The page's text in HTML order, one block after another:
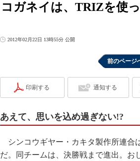
コガネイは、TRIZを使
2012年02月22日 13時55分 公開
前のページ
印刷する 通知する
あえて、思いを込め過ぎない!?
シンコウギヤー・カキタ製作所連合
だ。同チームは、決勝戦まで進出。お